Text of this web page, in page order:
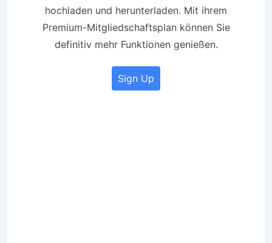
hochladen und herunterladen. Mit ihrem
Premium-Mitgliedschaftsplan können Sie
definitiv mehr Funktionen genießen.
Sign Up